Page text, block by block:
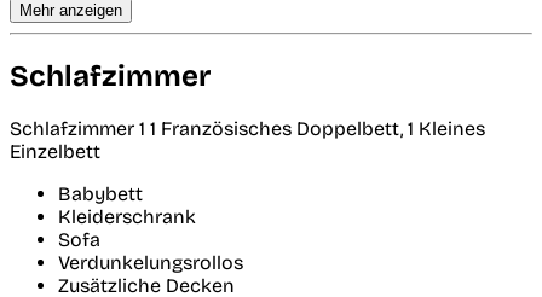
Mehr anzeigen
Schlafzimmer
Schlafzimmer 1 1 Französisches Doppelbett, 1 Kleines
Einzelbett
Babybett
Kleiderschrank
Sofa
Verdunkelungsrollos
Zusätzliche Decken